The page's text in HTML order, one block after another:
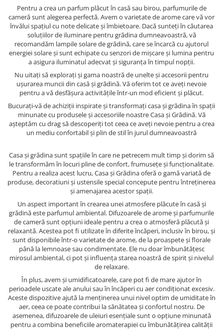
Pentru a crea un parfum plăcut în casă sau birou, parfumurile de
cameră sunt alegerea perfectă. Avem o varietate de arome care vă vor
învălui spațiul cu note delicate și îmbietoare. Dacă sunteți în căutarea
soluțiilor de iluminare pentru grădina dumneavoastră, vă
recomandăm lampile solare de grădină, care se încarcă cu ajutorul
energiei solare și sunt echipate cu senzori de mișcare și lumina pentru
a asigura iluminatul adecvat și siguranța în timpul nopții.
Nu uitați să explorați și gama noastră de unelte și accesorii pentru
ușurarea muncii din casă și grădină. Vă oferim tot ce aveți nevoie
pentru a vă desfășura activitățile într-un mod eficient și plăcut.
Bucurați-vă de achiziții inspirate și transformați casa și grădina în spații
minunate cu produsele și accesoriile noastre Casa și Grădină. Vă
așteptăm cu drag să descoperiți tot ceea ce aveți nevoie pentru a crea
un mediu confortabil și plin de stil în jurul dumneavoastră
Casa și grădina sunt spațiile în care ne petrecem mult timp și dorim să
le transformăm în locuri pline de confort, frumusețe și funcționalitate.
Pentru a realiza acest lucru, Casa și Grădina oferă o gamă variată de
produse, decoratiuni și ustensile special concepute pentru întreținerea
și amenajarea acestor spații.
Un aspect important în crearea unei atmosfere plăcute în casă și
grădină este parfumul ambiental. Difuzoarele de arome și parfumurile
de cameră sunt opțiuni ideale pentru a crea o atmosferă plăcută și
relaxantă. Acestea pot fi utilizate în diferite încăperi, inclusiv în birou, și
sunt disponibile într-o varietate de arome, de la proaspete și florale
până la lemnoase sau condimentate. Ele nu doar îmbunătățesc
mirosul ambiental, ci pot și influența starea noastră de spirit și nivelul
de relaxare.
În plus, avem și umidificatoarele, care pot fi de mare ajutor în
perioadele uscate ale anului sau în încăperi cu aer condiționat excesiv.
Aceste dispozitive ajută la menținerea unui nivel optim de umiditate în
aer, ceea ce poate contribui la sănătatea și confortul nostru. De
asemenea, difuzoarele de uleiuri esențiale sunt o opțiune minunată
pentru a combina beneficiile aromaterapiei cu îmbunătățirea calității